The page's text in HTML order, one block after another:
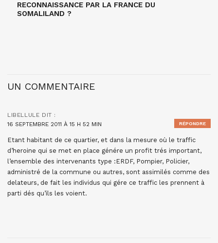
RECONNAISSANCE PAR LA FRANCE DU
SOMALILAND ?
UN COMMENTAIRE
LIBELLULE DIT :
16 SEPTEMBRE 2011 À 15 H 52 MIN
Etant habitant de ce quartier, et dans la mesure où le traffic
d’heroine qui se met en place génére un profit trés important,
l’ensemble des intervenants type :ERDF, Pompier, Policier,
administré de la commune ou autres, sont assimilés comme des
delateurs, de fait les individus qui gére ce traffic les prennent à
parti dés qu’ils les voient.
RÉPONDRE